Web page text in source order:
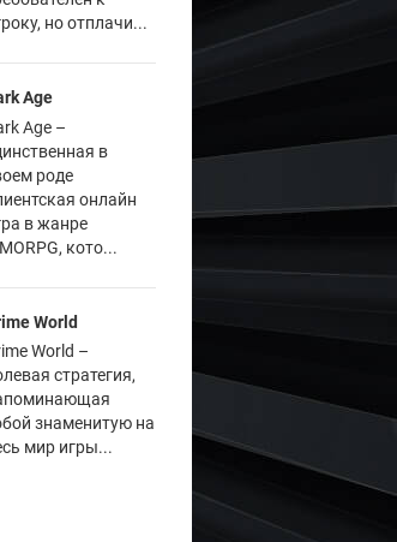
но отплачи...
Age
Age –
в
роде
онлайн
в жанре
кото...
World
World –
стратегия,
знаменитую на
мир игры...